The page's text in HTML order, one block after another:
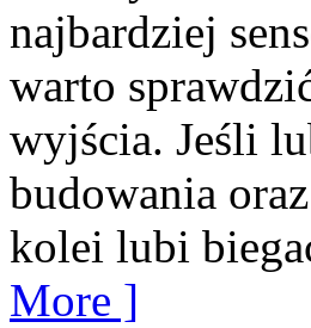
najbardziej
warto
wyjścia. Jeśli
budowania
kolei lubi
More ]